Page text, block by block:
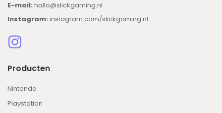
E-mail: hallo@slickgaming.nl
Instagram: instagram.com/slickgaming.nl
Producten
Nintendo
Playstation